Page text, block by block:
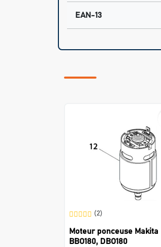
EAN-13
(2)
Moteur ponceuse Makita
BBO180, DBO180